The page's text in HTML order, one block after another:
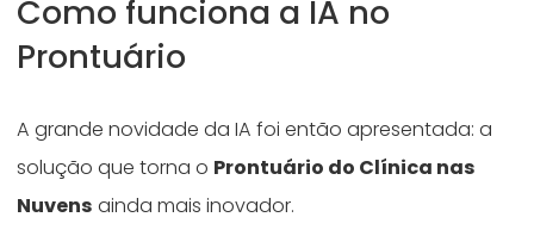
Como funciona a IA no
Prontuário
A grande novidade da IA foi então apresentada: a
solução que torna o Prontuário do Clínica nas
Nuvens ainda mais inovador.